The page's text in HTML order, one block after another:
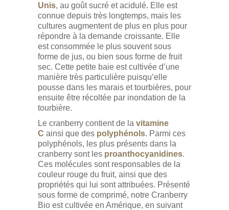
Unis, au goût sucré et acidulé. Elle est
connue depuis très longtemps, mais les
cultures augmentent de plus en plus pour
répondre à la demande croissante. Elle
est consommée le plus souvent sous
forme de jus, ou bien sous forme de fruit
sec. Cette petite baie est cultivée d’une
manière très particulière puisqu’elle
pousse dans les marais et tourbières, pour
ensuite être récoltée par inondation de la
tourbière.
Le cranberry contient de la vitamine
C ainsi que des polyphénols. Parmi ces
polyphénols, les plus présents dans la
cranberry sont les proanthocyanidines.
Ces molécules sont responsables de la
couleur rouge du fruit, ainsi que des
propriétés qui lui sont attribuées. Présenté
sous forme de comprimé, notre Cranberry
Bio est cultivée en Amérique, en suivant